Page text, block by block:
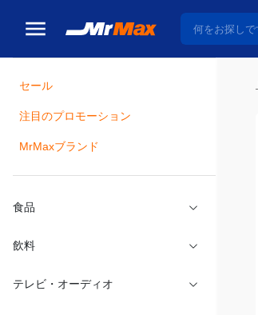
セール
注目のプロモーション
MrMaxブランド
食品
飲料
テレビ・オーディオ